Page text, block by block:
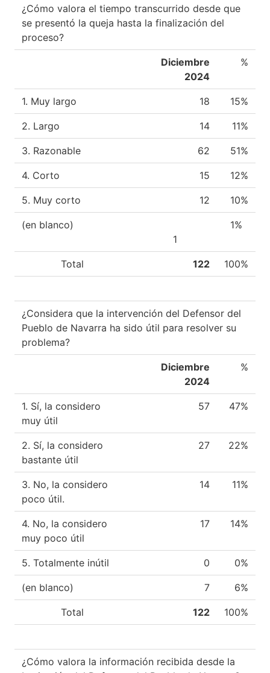
¿Cómo valora el tiempo transcurrido desde que
se presentó la queja hasta la finalización del
proceso?
Diciembre
2024
%
1. Muy largo 18 15%
2. Largo 14 11%
3. Razonable 62 51%
4. Corto 15 12%
5. Muy corto 12 10%
(en blanco)
1
1%
Total 122 100%
¿Considera que la intervención del Defensor del
Pueblo de Navarra ha sido útil para resolver su
problema?
Diciembre
2024
%
1. Sí, la considero
muy útil
57 47%
2. Sí, la considero
bastante útil
27 22%
3. No, la considero
poco útil.
14 11%
4. No, la considero
muy poco útil
17 14%
5. Totalmente inútil 0 0%
(en blanco) 7 6%
Total 122 100%
¿Cómo valora la información recibida desde la